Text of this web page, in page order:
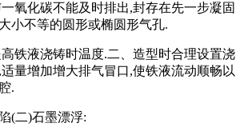
氧化碳不能及时排出,封存在先一步凝固
小不等的圆形或椭圆形气孔.
铁液浇铸时温度.二、造型时合理设置浇
量增加增大排气冒口,使铁液流动顺畅以
.
(二)石墨漂浮: